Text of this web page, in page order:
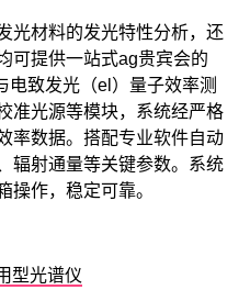
光材料的发光特性分析，还
可提供一站式ag贵宾会的
电致发光（el）量子效率测
准光源等模块，系统经严格
率数据。搭配专业软件自动
辐射通量等关键参数。系统
操作，稳定可靠。
型光谱仪